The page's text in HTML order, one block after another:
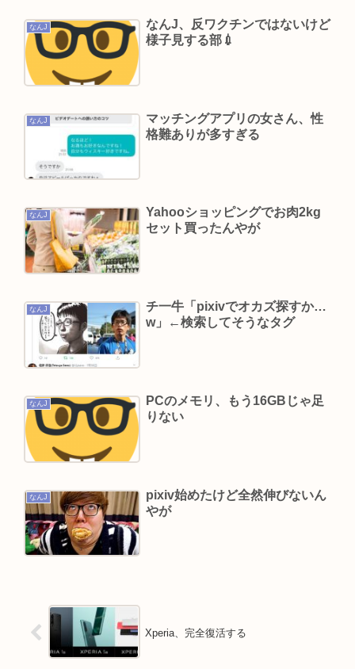
1浪して法政に入った女さん、ワカッテTVのせいで
ジサツする
許せない不祥事タレントランキングが発表される
一番うまい葉っぱがほうれん草という風潮
【疑問】サイゼリヤ「うまいです、安いです、全
国どこにでもあります」←こいつの弱点
たろうに中古で売りつける事ができなくなる時代
に突入
佐藤二朗さんと橋本愛さん、騒動1ヶ月後にそれぞ
ケンコバ(略してケンドーコバヤシ)、コロナ後遺症
で炭酸を飲むとあばら骨がバキバキに折れる
なんJ
なんJ、反ワクチンではないけど
様子見する部💉
なんJ
マッチングアプリの女さん、性
格難ありが多すぎる
なんJ
Yahooショッピングでお肉2kg
セット買ったんやが
なんJ
チ一牛「pixivでオカズ探すか…
w」←検索してそうなタグ
なんJ
PCのメモリ、もう16GBじゃ足
りない
なんJ
pixiv始めたけど全然伸びないん
やが
Xperia、完全復活する